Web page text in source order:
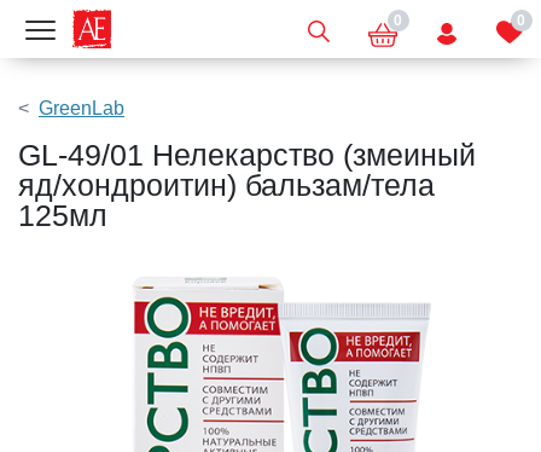
Показать меню 0 0
GreenLab
GL-49/01 Нелекарство (змеиный
яд/хондроитин) бальзам/тела
125мл